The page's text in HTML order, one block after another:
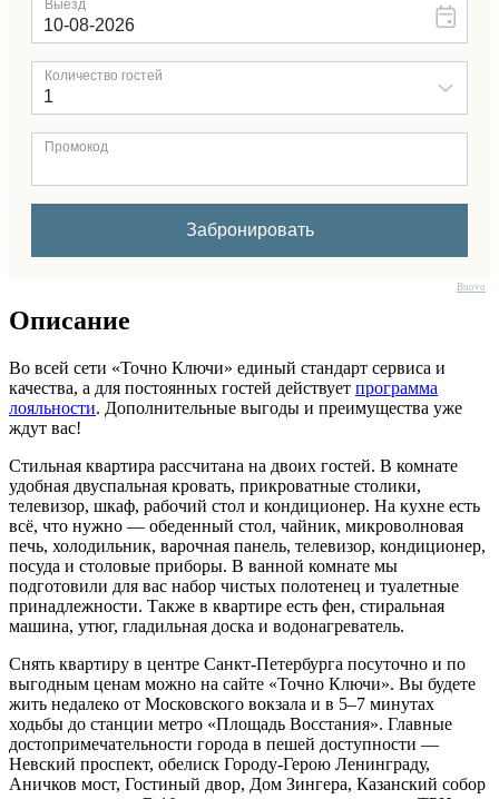
Bnovo
Описание
Во всей сети «Точно Ключи» единый стандарт сервиса и
качества, а для постоянных гостей действует программа
лояльности. Дополнительные выгоды и преимущества уже
ждут вас!
Стильная квартира рассчитана на двоих гостей. В комнате
удобная двуспальная кровать, прикроватные столики,
телевизор, шкаф, рабочий стол и кондиционер. На кухне есть
всё, что нужно — обеденный стол, чайник, микроволновая
печь, холодильник, варочная панель, телевизор, кондиционер,
посуда и столовые приборы. В ванной комнате мы
подготовили для вас набор чистых полотенец и туалетные
принадлежности. Также в квартире есть фен, стиральная
машина, утюг, гладильная доска и водонагреватель.
Снять квартиру в центре Санкт-Петербурга посуточно и по
выгодным ценам можно на сайте «Точно Ключи». Вы будете
жить недалеко от Московского вокзала и в 5–7 минутах
ходьбы до станции метро «Площадь Восстания». Главные
достопримечательности города в пешей доступности —
Невский проспект, обелиск Городу-Герою Ленинграду,
Аничков мост, Гостиный двор, Дом Зингера, Казанский собор